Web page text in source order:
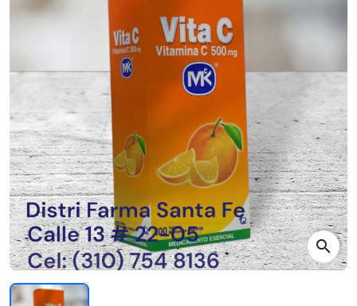
search